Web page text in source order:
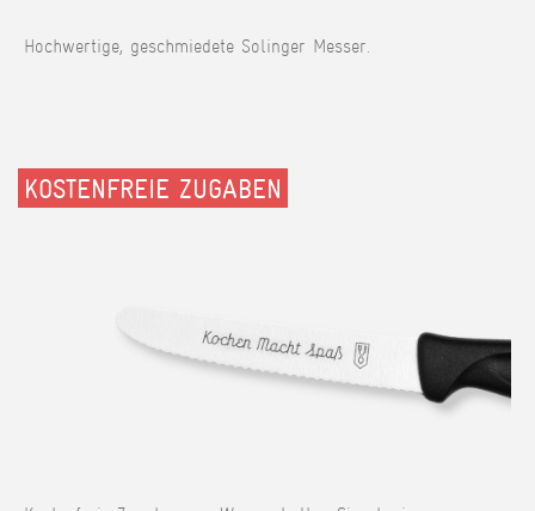
Hochwertige, geschmiedete Solinger Messer.
KOSTENFREIE ZUGABEN